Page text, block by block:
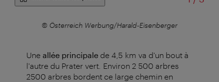
© Österreich Werbung/Harald-Eisenberger
Une allée principale de 4,5 km va d'un bout à
l'autre du Prater vert. Environ 2 500 arbres
2500 arbres bordent ce large chemin en